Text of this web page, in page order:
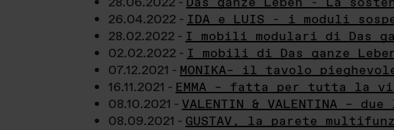
26.04.2022 - IDA e LUIS - i moduli
28.02.2022 - I mobili modulari di Das
02.02.2022 - I mobili di Das ganze
07.12.2021 - MONIKA– il tavolo
16.11.2021 - EMMA – fatta per tutta la
08.10.2021 - VALENTIN & VALENTINA –
08.09.2021 - GUSTAV, la parete